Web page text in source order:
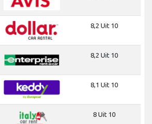
8,2 Uit 10
8,2 Uit 10
8,1 Uit 10
8 Uit 10